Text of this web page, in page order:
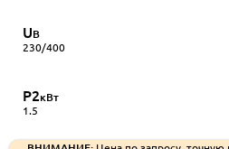
UВ
230/400
P2кВт
1.5